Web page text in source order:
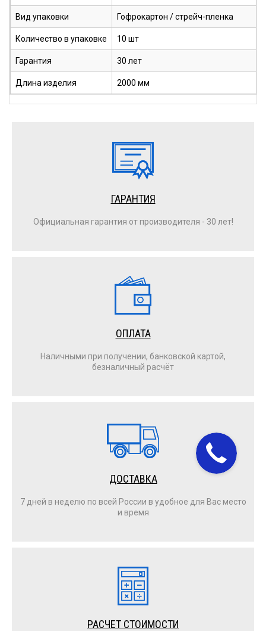
Вид упаковки Гофрокартон / стрейч-пленка
Количество в упаковке 10 шт
Гарантия 30 лет
Длина изделия 2000 мм
ГАРАНТИЯ
Официальная гарантия от производителя - 30 лет!
ОПЛАТА
Наличными при получении, банковской картой,
безналичный расчёт
ДОСТАВКА
7 дней в неделю по всей России в удобное для Вас место
и время
РАСЧЕТ СТОИМОСТИ